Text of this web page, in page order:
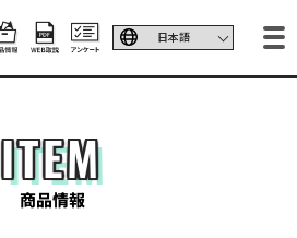
ITEM
商品情報